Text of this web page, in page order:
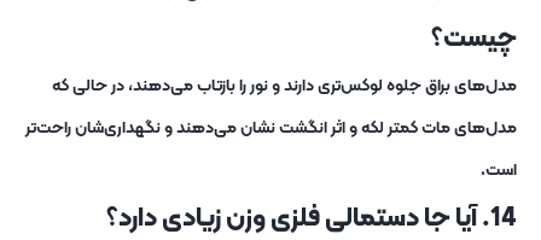
چیست؟
مدل‌های براق جلوه لوکس‌تری دارند و نور را بازتاب می‌دهند، در حالی که
مدل‌های مات کمتر لکه و اثر انگشت نشان می‌دهند و نگهداری‌شان راحت‌تر
است.
14. آیا جا دستمالی فلزی وزن زیادی دارد؟